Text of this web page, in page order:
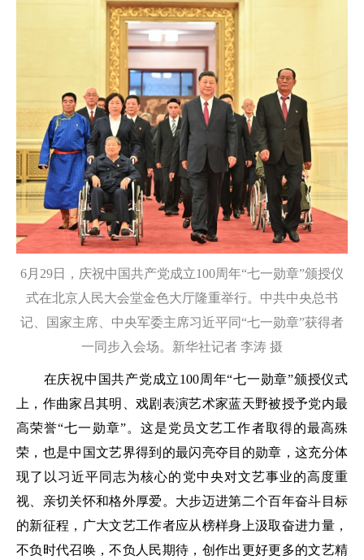
6月29日，庆祝中国共产党成立100周年“七一勋章”颁授仪
式在北京人民大会堂金色大厅隆重举行。中共中央总书
记、国家主席、中央军委主席习近平同“七一勋章”获得者
一同步入会场。新华社记者 李涛 摄
在庆祝中国共产党成立100周年“七一勋章”颁授仪式
上，作曲家吕其明、戏剧表演艺术家蓝天野被授予党内最
高荣誉“七一勋章”。这是党员文艺工作者取得的最高殊
荣，也是中国文艺界得到的最闪亮夺目的勋章，这充分体
现了以习近平同志为核心的党中央对文艺事业的高度重
视、亲切关怀和格外厚爱。大步迈进第二个百年奋斗目标
的新征程，广大文艺工作者应从榜样身上汲取奋进力量，
不负时代召唤，不负人民期待，创作出更好更多的文艺精